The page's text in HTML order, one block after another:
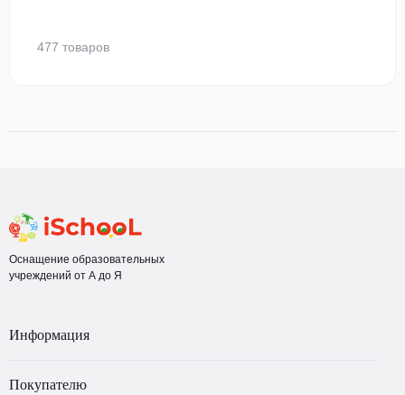
477 товаров
Оснащение образовательных
учреждений от А до Я
Информация
Покупателю